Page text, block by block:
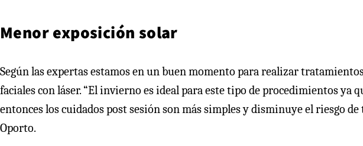
Menor exposición solar
Según las expertas estamos en un buen momento para realizar
faciales con láser. “El invierno es ideal para este tipo de procedimientos ya
entonces los cuidados post sesión son más simples y disminuye el riesgo de
Oporto.